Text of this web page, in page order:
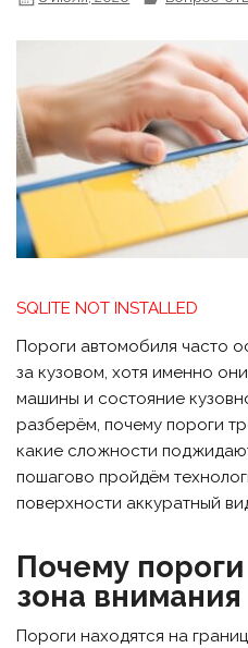
SQLITE NOT INSTALLED
Пороги автомобиля часто
за кузовом, хотя именно
машины и состояние
разберём, почему пороги
какие сложности
пошагово пройдём
поверхности аккуратный
Почему
зона внимания
Пороги находятся на